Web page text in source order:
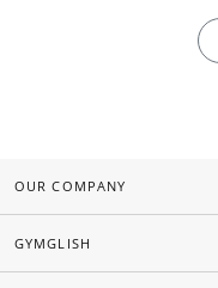
OUR COMPANY
GYMGLISH